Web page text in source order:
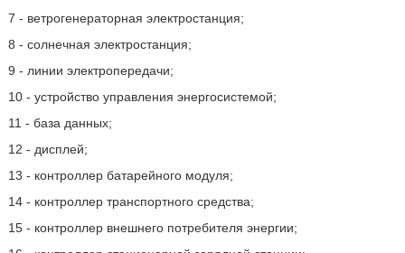
7 - ветрогенераторная электростанция;
8 - солнечная электростанция;
9 - линии электропередачи;
10 - устройство управления энергосистемой;
11 - база данных;
12 - дисплей;
13 - контроллер батарейного модуля;
14 - контроллер транспортного средства;
15 - контроллер внешнего потребителя энергии;